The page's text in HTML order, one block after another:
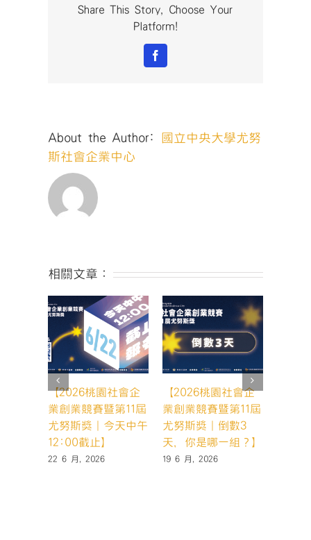
屆
中
Share This Story, Choose Your
Platform!
Facebook
About the Author:
國立中央大學尤努
斯社會企業中心
相關文章：
【2026桃園社會企
業創業競賽暨第11屆
尤努斯獎｜今天中午
12:00截止】
22 6 月, 2026
【2026桃園社會企
業創業競賽暨第11屆
尤努斯獎｜倒數3
天，你是哪一組？】
19 6 月, 2026